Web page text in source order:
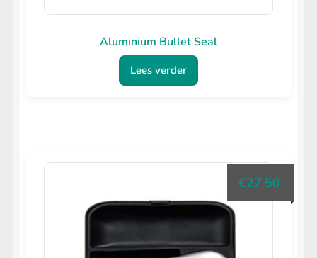
Aluminium Bullet Seal
Lees verder
€27.50